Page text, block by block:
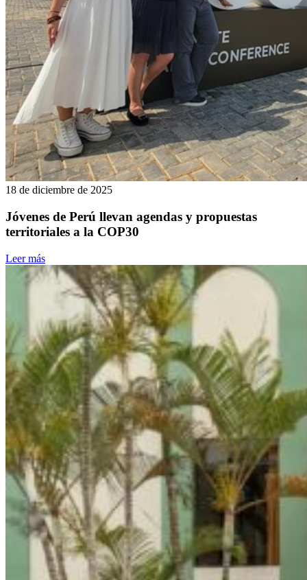
18 de diciembre de 2025
Jóvenes de Perú llevan agendas y propuestas
territoriales a la COP30
Leer más